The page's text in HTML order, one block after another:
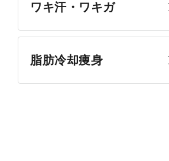
ワキ汗・ワキガ
脂肪冷却痩身